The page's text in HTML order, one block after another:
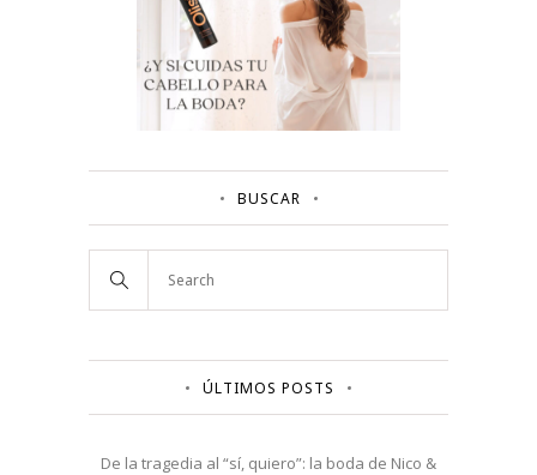
BUSCAR
ÚLTIMOS POSTS
De la tragedia al “sí, quiero”: la boda de Nico &